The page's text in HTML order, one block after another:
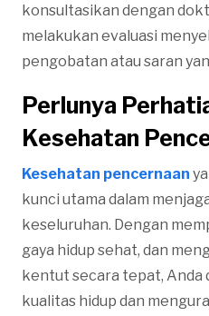
konsultasikan dengan
melakukan evaluasi
pengobatan atau saran
Perlunya
Kesehatan
Kesehatan pencernaan
kunci utama dalam
keseluruhan. Dengan
gaya hidup sehat, dan
kentut secara tepat, Anda
kualitas hidup dan